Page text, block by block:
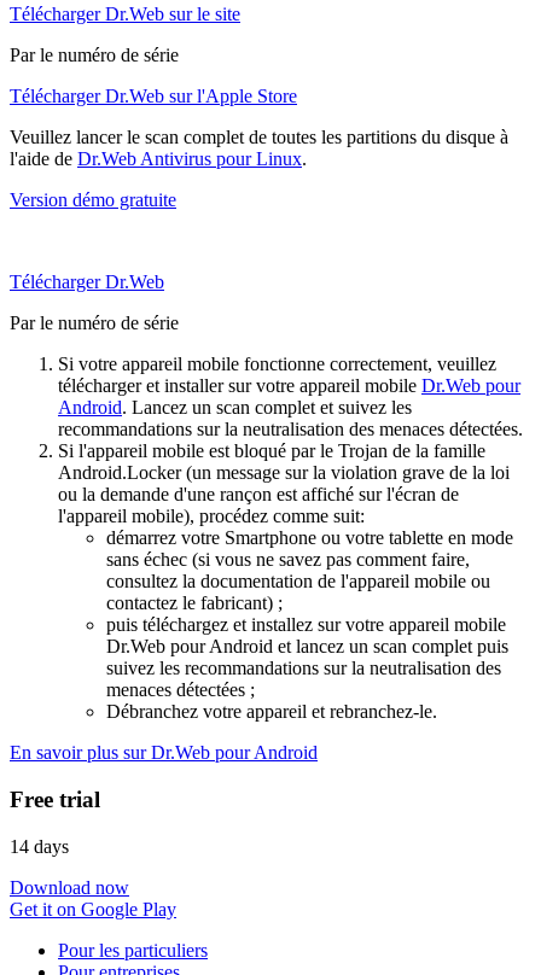
Télécharger Dr.Web sur le site
Par le numéro de série
Télécharger Dr.Web sur l'Apple Store
Veuillez lancer le scan complet de toutes les partitions du disque à
l'aide de Dr.Web Antivirus pour Linux.
Version démo gratuite
Télécharger Dr.Web
Par le numéro de série
Si votre appareil mobile fonctionne correctement, veuillez
télécharger et installer sur votre appareil mobile Dr.Web pour
Android. Lancez un scan complet et suivez les
recommandations sur la neutralisation des menaces détectées.
Si l'appareil mobile est bloqué par le Trojan de la famille
Android.Locker (un message sur la violation grave de la loi
ou la demande d'une rançon est affiché sur l'écran de
l'appareil mobile), procédez comme suit:
démarrez votre Smartphone ou votre tablette en mode
sans échec (si vous ne savez pas comment faire,
consultez la documentation de l'appareil mobile ou
contactez le fabricant) ;
puis téléchargez et installez sur votre appareil mobile
Dr.Web pour Android et lancez un scan complet puis
suivez les recommandations sur la neutralisation des
menaces détectées ;
Débranchez votre appareil et rebranchez-le.
En savoir plus sur Dr.Web pour Android
Free trial
14 days
Download now
Get it on Google Play
Pour les particuliers